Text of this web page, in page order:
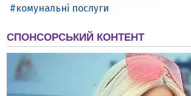
комунальні послуги